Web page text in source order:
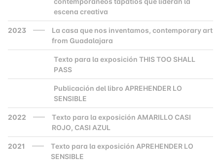
escena creativa
2023
La casa que nos inventamos, contemporary art
from Guadalajara
Texto para la exposición THIS TOO SHALL
PASS
Publicación del libro APREHENDER LO
SENSIBLE
2022
Texto para la exposición AMARILLO CASI
ROJO, CASI AZUL
2021
Texto para la exposición APREHENDER LO
SENSIBLE